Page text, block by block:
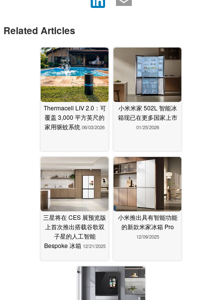
Related Articles
Thermacell LIV 2.0：可
覆盖 3,000 平方英尺的
家用驱蚊系统 06/03/2026
小米米家 502L 智能冰
箱现已在更多国家上市
01/25/2026
三星将在 CES 展预览版
上首次推出搭载谷歌双
子星的人工智能
Bespoke 冰箱 12/21/2025
小米推出具有智能功能
的新款米家冰箱 Pro
12/09/2025